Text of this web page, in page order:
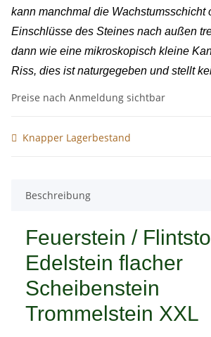
kann manchmal die Wachstumsschicht
Einschlüsse des Steines nach außen
dann wie eine mikroskopisch kleine
Riss, dies ist naturgegeben und stellt
Preise nach Anmeldung sichtbar
Knapper Lagerbestand
Beschreibung
Feuerstein /
Edelstein flacher
Scheibenstein
Trommelstein XXL